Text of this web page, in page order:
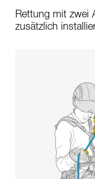
Rettung mit zwei
zusätzlich